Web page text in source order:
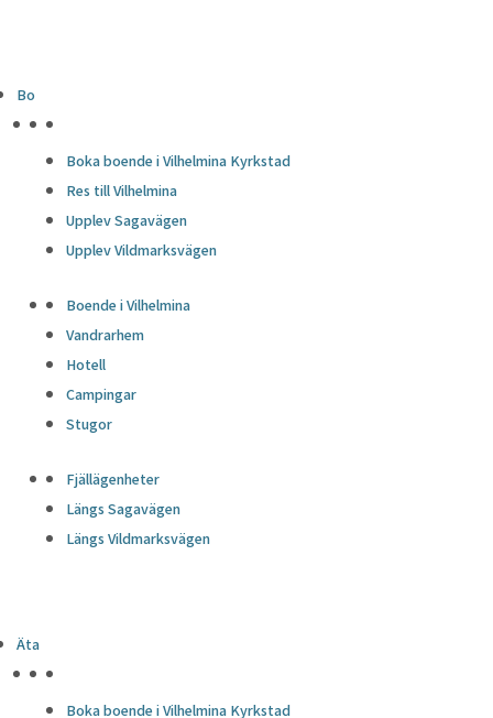
Bo
Boka boende i Vilhelmina Kyrkstad
Res till Vilhelmina
Upplev Sagavägen
Upplev Vildmarksvägen
Boende i Vilhelmina
Vandrarhem
Hotell
Campingar
Stugor
Fjällägenheter
Längs Sagavägen
Längs Vildmarksvägen
Äta
Boka boende i Vilhelmina Kyrkstad